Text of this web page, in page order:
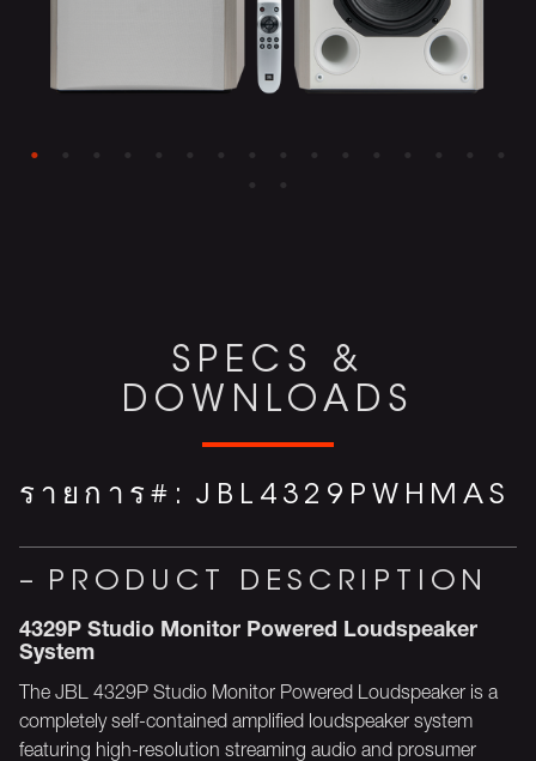
SPECS &
DOWNLOADS
รายการ#: JBL4329PWHMAS
PRODUCT DESCRIPTION
4329P Studio Monitor Powered Loudspeaker
System
The JBL 4329P Studio Monitor Powered Loudspeaker is a
completely self-contained amplified loudspeaker system
featuring high-resolution streaming audio and prosumer